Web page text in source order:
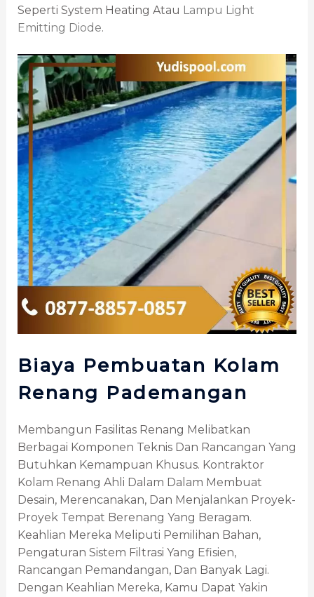
Seperti System Heating Atau Lampu Light
Emitting Diode.
Biaya Pembuatan Kolam
Renang Pademangan
Membangun Fasilitas Renang Melibatkan
Berbagai Komponen Teknis Dan Rancangan Yang
Butuhkan Kemampuan Khusus. Kontraktor
Kolam Renang Ahli Dalam Dalam Membuat
Desain, Merencanakan, Dan Menjalankan Proyek-
Proyek Tempat Berenang Yang Beragam.
Keahlian Mereka Meliputi Pemilihan Bahan,
Pengaturan Sistem Filtrasi Yang Efisien,
Rancangan Pemandangan, Dan Banyak Lagi.
Dengan Keahlian Mereka, Kamu Dapat Yakin